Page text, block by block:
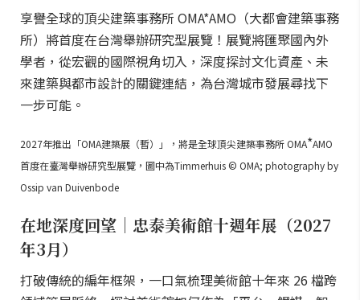
享譽全球的頂尖建築事務所 OMA*AMO（大都會建築事務
所）將首度在台灣舉辦研究型展覽！展覽將匯聚國內外
學者，從宏觀的國際視角切入，深度探討文化資產、未
來建築與都市設計的關鍵連結，為台灣城市發展尋找下
一步可能。
2027年推出「OMA建築展（暫）」，將是全球頂尖建築事務所 OMA*AMO
首度在臺灣舉辦研究型展覽，圖中為Timmerhuis © OMA; photography by
Ossip van Duivenbode
在地深度回望｜忠泰美術館十週年展（2027
年3月）
打破傳統的編年框架，一口氣梳理美術館十年來 26 檔跨